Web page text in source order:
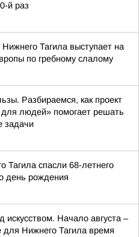
й раз
Тагила выступает на
по гребному слалому
Разбираемся, как проект
для людей» помогает решать
задачи
Тагила спасли 68-летнего
день рождения
искусством. Начало августа –
для Нижнего Тагила время